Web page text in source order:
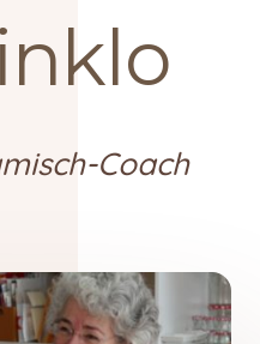
Coach